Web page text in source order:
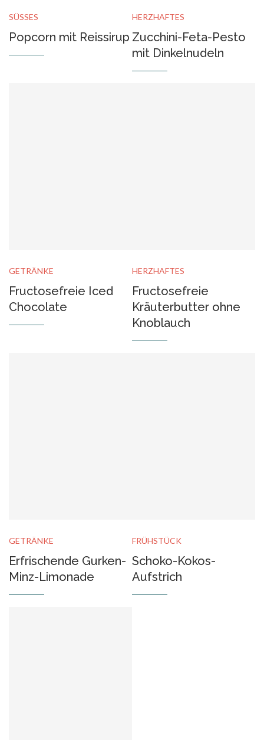
SÜSSES
Popcorn mit Reissirup
HERZHAFTES
Zucchini-Feta-Pesto
mit Dinkelnudeln
GETRÄNKE
Fructosefreie Iced
Chocolate
HERZHAFTES
Fructosefreie
Kräuterbutter ohne
Knoblauch
GETRÄNKE
Erfrischende Gurken-
Minz-Limonade
FRÜHSTÜCK
Schoko-Kokos-
Aufstrich